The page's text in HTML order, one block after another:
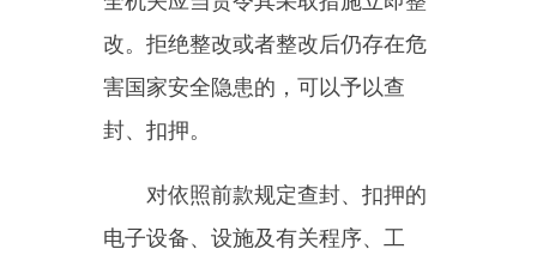
国家安全机关对被传唤人应当
及时询问查证。询问查证的时间不
得超过八小时；情况复杂，可能适
用行政拘留或者涉嫌犯罪的，询问
国家安全机关应当为被传唤人提供
必要的饮食和休息时间。严禁连续